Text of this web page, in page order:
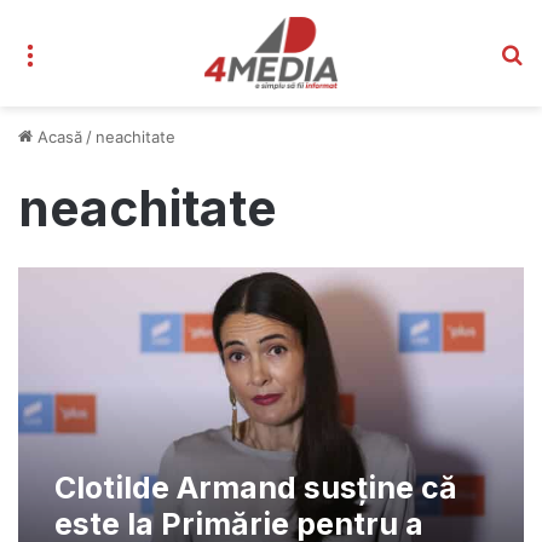
Acasă / neachitate
neachitate
Clotilde Armand susține că
este la Primărie pentru a